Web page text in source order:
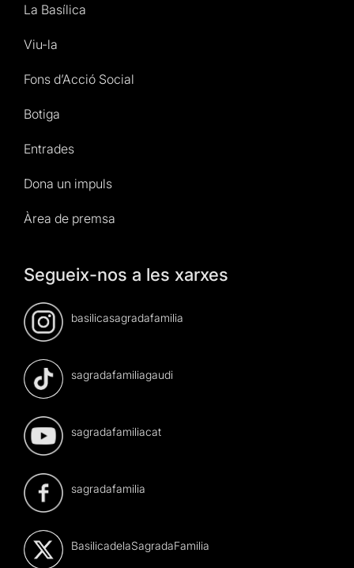
La Basílica
Viu-la
Fons d’Acció Social
Botiga
Entrades
Dona un impuls
Àrea de premsa
Segueix-nos a les xarxes
basilicasagradafamilia
sagradafamiliagaudi
sagradafamiliacat
sagradafamilia
BasilicadelaSagradaFamilia